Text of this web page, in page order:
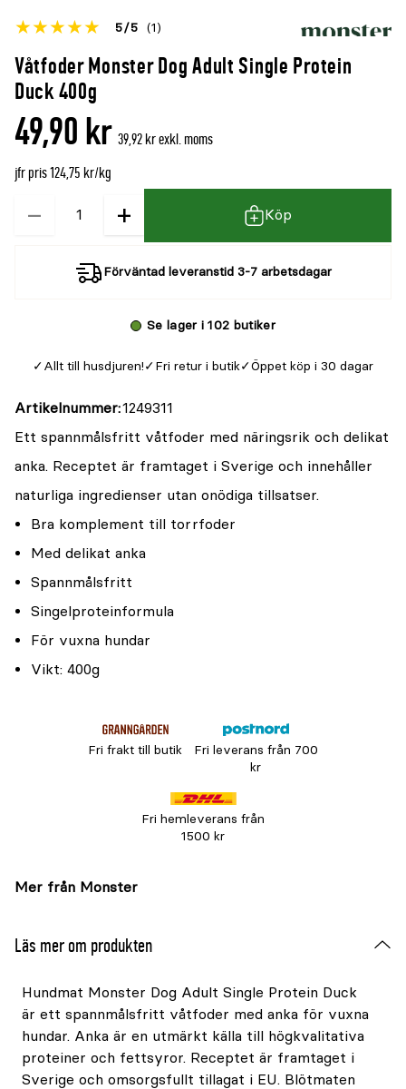
Våtfoder Monster Dog Adult Single Protein
Duck 400g
Betyget
denna
5 5 (1)
Öppna
recensioner
49,90 kr 39,92 kr exkl. moms
jfr pris 124,75 kr/kg
−
Kvantitet + Köp
Förväntad leveranstid 3-7 arbetsdagar
Se lager i 102 butiker
Allt till husdjuren! Fri retur i butik Öppet köp i 30 dagar
Artikelnummer 1249311
Ett spannmålsfritt våtfoder med näringsrik och delikat
anka. Receptet är framtaget i Sverige och innehåller
naturliga ingredienser utan onödiga tillsatser.
Bra komplement till torrfoder
Med delikat anka
Spannmålsfritt
Singelproteinformula
För vuxna hundar
Vikt: 400g
Fri frakt till butik
Fri leverans från 700
kr
Fri hemleverans från
1500 kr
Mer från Monster
Läs mer om produkten
Hundmat Monster Dog Adult Single Protein Duck
är ett spannmålsfritt våtfoder med anka för vuxna
hundar. Anka är en utmärkt källa till högkvalitativa
proteiner och fettsyror. Receptet är framtaget i
Sverige och omsorgsfullt tillagat i EU. Blötmaten